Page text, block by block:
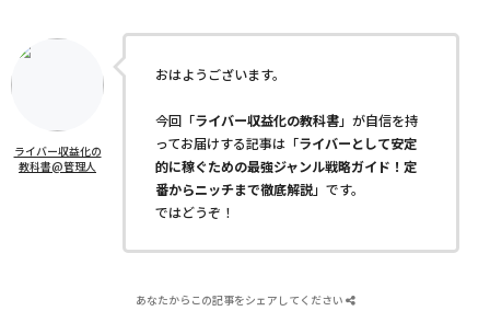
ライバー収益化の
教科書@管理人
おはようございます。
今回「ライバー収益化の教科書」が自信を持
ってお届けする記事は「ライバーとして安定
的に稼ぐための最強ジャンル戦略ガイド！定
番からニッチまで徹底解説」です。
ではどうぞ！
あなたからこの記事をシェアしてください